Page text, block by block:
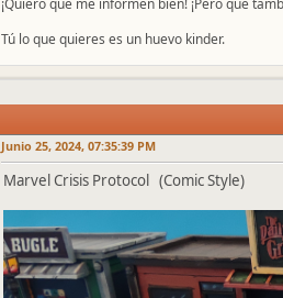
Tú lo que quieres es un huevo kinder.
Junio 25, 2024, 07:35:39 PM
Marvel Crisis Protocol (Comic Style)